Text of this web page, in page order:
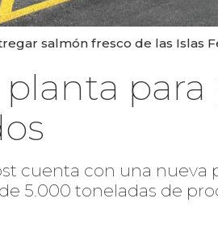
salmón fresco de las Islas
cuenta con una
5.000 toneladas de